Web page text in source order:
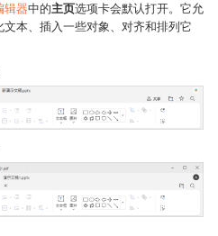
辑器中的主页选项卡会默认打开。它允
本、插入一些对象、对齐和排列它